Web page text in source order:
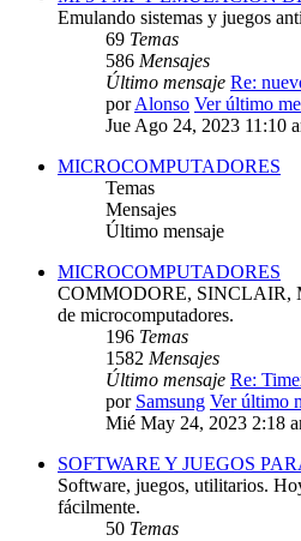
Emulando sistemas y juegos
69 Temas
586 Mensajes
Último mensaje Re:
porAlonso Ver último
Jue Ago 24, 2023 11:10
MICROCOMPUTADORES
Temas
Mensajes
Último mensaje
MICROCOMPUTADORES
COMMODORE, SINCLAIR,
de microcomputadores.
196 Temas
1582 Mensajes
Último mensaje Re:
por Samsung Ver último
Mié May 24, 2023 2:18
SOFTWARE Y JUEGOS
Software, juegos, utilitarios.
fácilmente.
50 Temas